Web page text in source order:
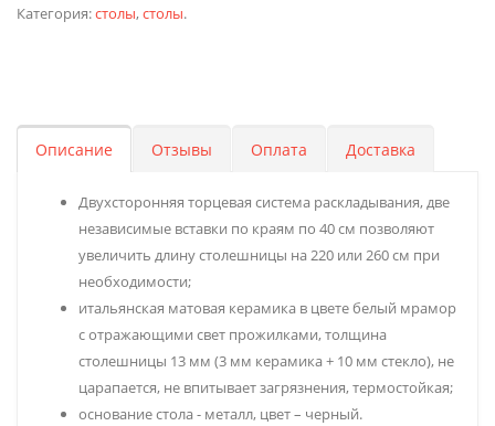
Категория:столы,столы.
Описание Отзывы Оплата Доставка
Двухсторонняя торцевая система раскладывания, две
независимые вставки по краям по 40 см позволяют
увеличить длину столешницы на 220 или 260 см при
необходимости;
итальянская матовая керамика в цвете белый мрамор
с отражающими свет прожилками, толщина
столешницы 13 мм (3 мм керамика + 10 мм стекло), не
царапается, не впитывает загрязнения, термостойкая;
основание стола - металл, цвет – черный.